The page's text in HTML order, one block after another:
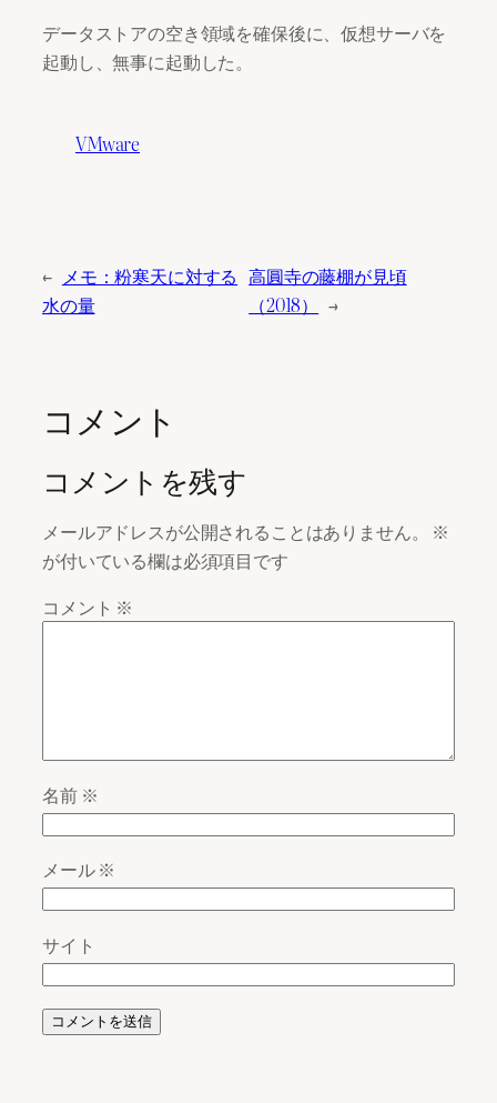
データストアの空き領域を確保後に、仮想サーバを
起動し、無事に起動した。
VMware
← メモ：粉寒天に対する
水の量
高圓寺の藤棚が見頃
（2018）
→
コメント
コメントを残す
メールアドレスが公開されることはありません。
※
が付いている欄は必須項目です
コメント ※
名前 ※
メール※
サイト